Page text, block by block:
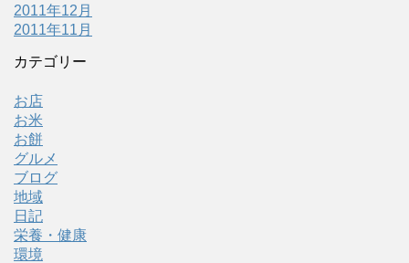
2011年12月
2011年11月
カテゴリー
お店
お米
お餅
グルメ
ブログ
地域
日記
栄養・健康
環境